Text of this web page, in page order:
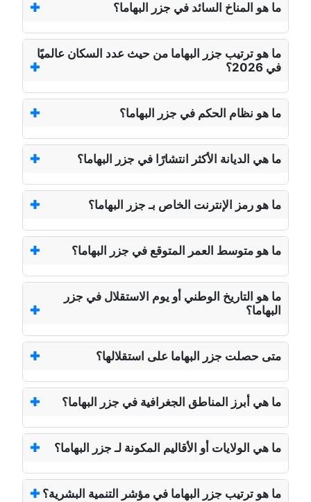
ما هو المناخ السائد في جزر البهاما؟
ما هو ترتيب جزر البهاما من حيث عدد السكان عالميًا
في 2026؟
ما هو نظام الحكم في جزر البهاما؟
ما هي الديانة الأكثر انتشارًا في جزر البهاما؟
ما هو رمز الإنترنت الخاص بـ جزر البهاما؟
ما هو متوسط العمر المتوقع في جزر البهاما؟
ما هو التاريخ الوطني أو يوم الاستقلال في جزر
البهاما؟
متى حصلت جزر البهاما على استقلالها؟
ما هي أبرز المناطق الجغرافية في جزر البهاما؟
ما هي الولايات أو الأقاليم المكونة لـ جزر البهاما؟
ما هو ترتيب جزر البهاما في مؤشر التنمية البشرية؟